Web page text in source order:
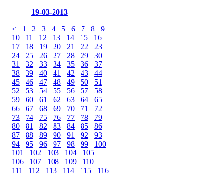
19-03-2013
<
1 2 3 4 5 6 7 8
9
10
11 12 13 14 15
16
17
18 19 20 21 22
23
24
25 26 27 28 29
30
31
32 33 34 35 36
37
38
39 40 41 42 43
44
45
46 47 48 49 50
51
52
53 54 55 56 57
58
59
60 61 62 63 64
65
66
67 68 69 70 71
72
73
74 75 76 77 78
79
80
81 82 83 84 85
86
87
88 89 90 91 92
93
94
95 96 97 98 99
100
101
102 103 104
105
106
107 108 109
110
111
112 113 114 115
116